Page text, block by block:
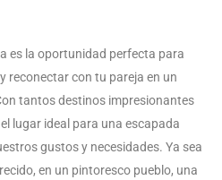
es la oportunidad perfecta para
reconectar con tu pareja en un
tantos destinos impresionantes
lugar ideal para una escapada
gustos y necesidades. Ya sea
en un pintoresco pueblo, una